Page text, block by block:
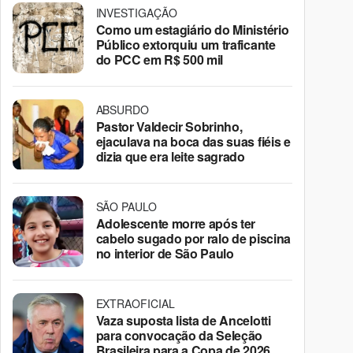
INVESTIGAÇÃO
Como um estagiário do Ministério
Público extorquiu um traficante
do PCC em R$ 500 mil
ABSURDO
Pastor Valdecir Sobrinho,
ejaculava na boca das suas fiéis e
dizia que era leite sagrado
SÃO PAULO
Adolescente morre após ter
cabelo sugado por ralo de piscina
no interior de São Paulo
EXTRAOFICIAL
Vaza suposta lista de Ancelotti
para convocação da Seleção